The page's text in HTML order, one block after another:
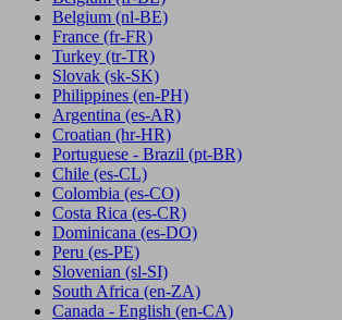
Belgium (nl-BE)
France (fr-FR)
Turkey (tr-TR)
Slovak (sk-SK)
Philippines (en-PH)
Argentina (es-AR)
Croatian (hr-HR)
Portuguese - Brazil (pt-BR)
Chile (es-CL)
Colombia (es-CO)
Costa Rica (es-CR)
Dominicana (es-DO)
Peru (es-PE)
Slovenian (sl-SI)
South Africa (en-ZA)
Canada - English (en-CA)